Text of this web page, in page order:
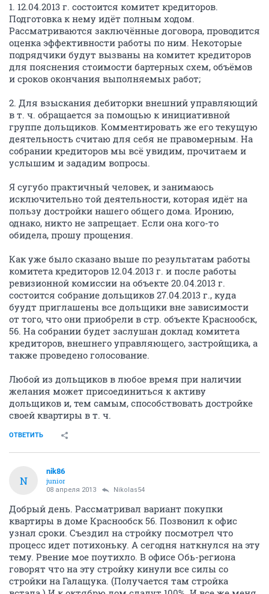
1. 12.04.2013 г. состоится комитет кредиторов.
Подготовка к нему идёт полным ходом.
Рассматриваются заключённые договора, проводится
оценка эффективности работы по ним. Некоторые
подрядчики будут вызваны на комитет кредиторов
для пояснения стоимости бартерных схем, объёмов
и сроков окончания выполняемых работ;
2. Для взыскания дебиторки внешний управляющий
в т. ч. обращается за помощью к инициативной
группе дольщиков. Комментировать же его текущую
деятельность считаю для себя не правомерным. На
собрании кредиторов мы всё увидим, прочитаем и
услышим и зададим вопросы.
Я сугубо практичный человек, и занимаюсь
исключительно той деятельности, которая идёт на
пользу достройки нашего общего дома. Иронию,
однако, никто не запрещает. Если она кого-то
обидела, прошу прощения.
Как уже было сказано выше по результатам работы
комитета кредиторов 12.04.2013 г. и после работы
ревизионной комиссии на объекте 20.04.2013 г.
состоится собрание дольщиков 27.04.2013 г., куда
буудт приглашены все дольщики вне зависимости
от того, что они приобрели в стр. объекте Краснообск,
56. На собрании будет заслушан доклад комитета
кредиторов, внешнего управляющего, застройщика, а
также проведено голосование.
Любой из дольщиков в любое время при наличии
желания может присоединиться к активу
дольщиков и, тем самым, способствовать достройке
своей квартиры в т. ч.
ОТВЕТИТЬ
N
nik86
junior
08 апреля 2013 Nikolas54
Добрый день. Рассматривал вариант покупки
квартиры в доме Краснообск 56. Позвонил к офис
узнал сроки. Съездил на стройку посмотрел что
процесс идет потихоньку. А сегодня наткнулся на эту
тему. Рвение мое поутихло. В офисе Обь-региона
говорят что на эту стройку кинули все силы со
стройки на Галащука. (Получается там стройка